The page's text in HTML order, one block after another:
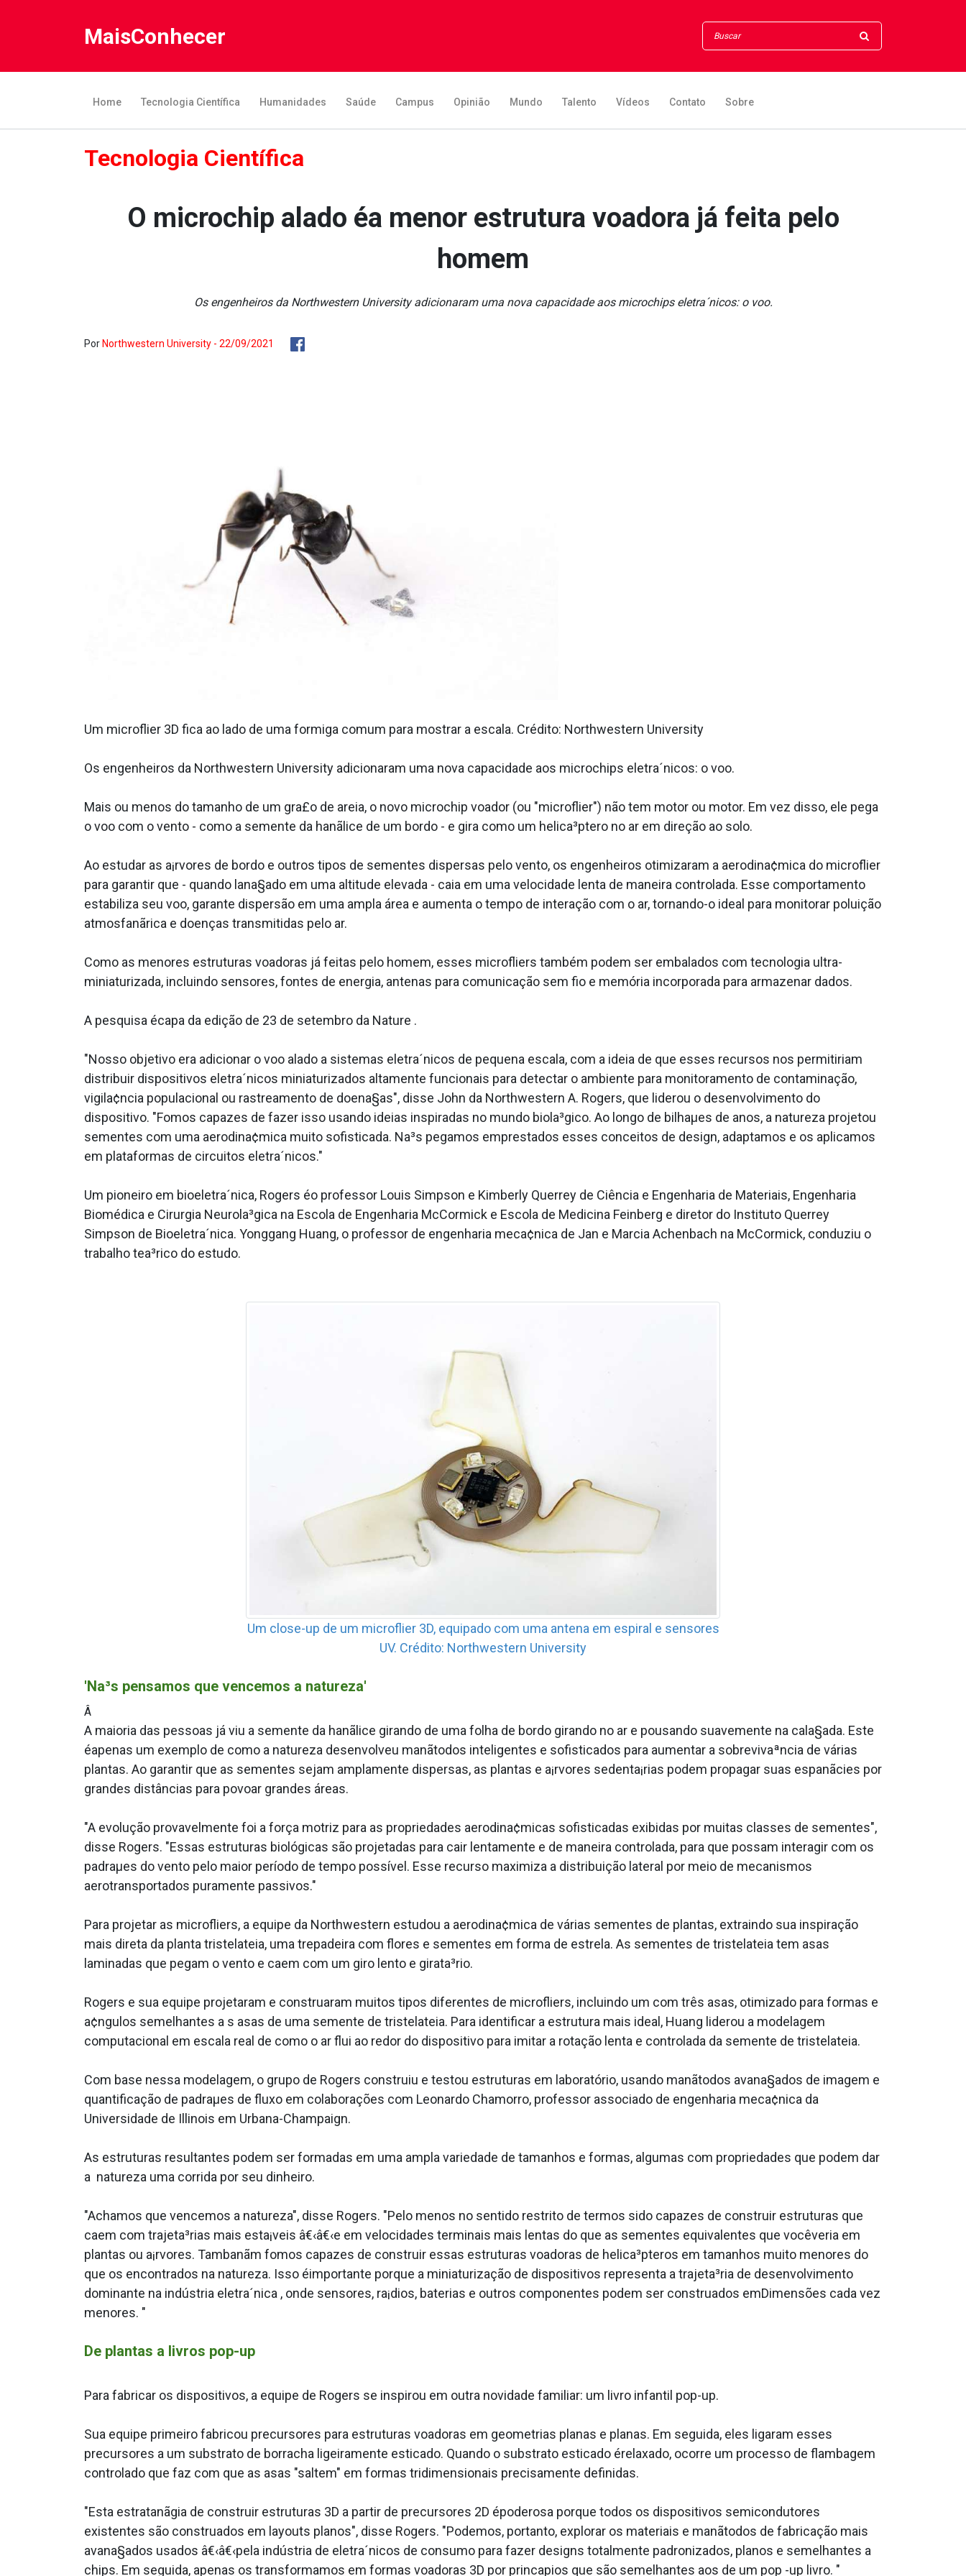
MaisConhecer
Home Tecnologia Científica Humanidades Saúde Campus Opinião Mundo Talento Vídeos Contato Sobre
Tecnologia Científica
O microchip alado éa menor estrutura voadora já feita pelo
homem
Os engenheiros da Northwestern University adicionaram uma nova capacidade aos microchips eletra´nicos: o voo.
Por Northwestern University - 22/09/2021
Um microflier 3D fica ao lado de uma formiga comum para mostrar a escala. Crédito: Northwestern University
Os engenheiros da Northwestern University adicionaram uma nova capacidade aos microchips eletra´nicos: o voo.
Mais ou menos do tamanho de um gra£o de areia, o novo microchip voador (ou "microflier") não tem motor ou motor. Em vez disso, ele pega
o voo com o vento - como a semente da hanãlice de um bordo - e gira como um helica³ptero no ar em direção ao solo.
Ao estudar as a¡rvores de bordo e outros tipos de sementes dispersas pelo vento, os engenheiros otimizaram a aerodina¢mica do microflier
para garantir que - quando lana§ado em uma altitude elevada - caia em uma velocidade lenta de maneira controlada. Esse comportamento
estabiliza seu voo, garante dispersão em uma ampla área e aumenta o tempo de interação com o ar, tornando-o ideal para monitorar poluição
atmosfanãrica e doenças transmitidas pelo ar.
Como as menores estruturas voadoras já feitas pelo homem, esses microfliers também podem ser embalados com tecnologia ultra-
miniaturizada, incluindo sensores, fontes de energia, antenas para comunicação sem fio e memória incorporada para armazenar dados.
A pesquisa écapa da edição de 23 de setembro da Nature .
"Nosso objetivo era adicionar o voo alado a sistemas eletra´nicos de pequena escala, com a ideia de que esses recursos nos permitiriam
distribuir dispositivos eletra´nicos miniaturizados altamente funcionais para detectar o ambiente para monitoramento de contaminação,
vigila¢ncia populacional ou rastreamento de doena§as", disse John da Northwestern A. Rogers, que liderou o desenvolvimento do
dispositivo. "Fomos capazes de fazer isso usando ideias inspiradas no mundo biola³gico. Ao longo de bilhaµes de anos, a natureza projetou
sementes com uma aerodina¢mica muito sofisticada. Na³s pegamos emprestados esses conceitos de design, adaptamos e os aplicamos
em plataformas de circuitos eletra´nicos."
Um pioneiro em bioeletra´nica, Rogers éo professor Louis Simpson e Kimberly Querrey de Ciência e Engenharia de Materiais, Engenharia
Biomédica e Cirurgia Neurola³gica na Escola de Engenharia McCormick e Escola de Medicina Feinberg e diretor do Instituto Querrey
Simpson de Bioeletra´nica. Yonggang Huang, o professor de engenharia meca¢nica de Jan e Marcia Achenbach na McCormick, conduziu o
trabalho tea³rico do estudo.
Um close-up de um microflier 3D, equipado com uma antena em espiral e sensores
UV. Crédito: Northwestern University
'Na³s pensamos que vencemos a natureza'
Â
A maioria das pessoas já viu a semente da hanãlice girando de uma folha de bordo girando no ar e pousando suavemente na cala§ada. Este
éapenas um exemplo de como a natureza desenvolveu manãtodos inteligentes e sofisticados para aumentar a sobrevivaªncia de várias
plantas. Ao garantir que as sementes sejam amplamente dispersas, as plantas e a¡rvores sedenta¡rias podem propagar suas espanãcies por
grandes distâncias para povoar grandes áreas.
"A evolução provavelmente foi a força motriz para as propriedades aerodina¢micas sofisticadas exibidas por muitas classes de sementes",
disse Rogers. "Essas estruturas biológicas são projetadas para cair lentamente e de maneira controlada, para que possam interagir com os
padraµes do vento pelo maior período de tempo possí­vel. Esse recurso maximiza a distribuição lateral por meio de mecanismos
aerotransportados puramente passivos."
Para projetar as microfliers, a equipe da Northwestern estudou a aerodina¢mica de várias sementes de plantas, extraindo sua inspiração
mais direta da planta tristelateia, uma trepadeira com flores e sementes em forma de estrela. As sementes de tristelateia tem asas
laminadas que pegam o vento e caem com um giro lento e girata³rio.
Rogers e sua equipe projetaram e construa­ram muitos tipos diferentes de microfliers, incluindo um com três asas, otimizado para formas e
a¢ngulos semelhantes a s asas de uma semente de tristelateia. Para identificar a estrutura mais ideal, Huang liderou a modelagem
computacional em escala real de como o ar flui ao redor do dispositivo para imitar a rotação lenta e controlada da semente de tristelateia.
Com base nessa modelagem, o grupo de Rogers construiu e testou estruturas em laboratório, usando manãtodos avana§ados de imagem e
quantificação de padraµes de fluxo em colaborações com Leonardo Chamorro, professor associado de engenharia meca¢nica da
Universidade de Illinois em Urbana-Champaign.
As estruturas resultantes podem ser formadas em uma ampla variedade de tamanhos e formas, algumas com propriedades que podem dar
a natureza uma corrida por seu dinheiro.
"Achamos que vencemos a natureza", disse Rogers. "Pelo menos no sentido restrito de termos sido capazes de construir estruturas que
caem com trajeta³rias mais esta¡veis â€‹â€‹e em velocidades terminais mais lentas do que as sementes equivalentes que vocêveria em
plantas ou a¡rvores. Tambanãm fomos capazes de construir essas estruturas voadoras de helica³pteros em tamanhos muito menores do
que os encontrados na natureza. Isso éimportante porque a miniaturização de dispositivos representa a trajeta³ria de desenvolvimento
dominante na indústria eletra´nica , onde sensores, ra¡dios, baterias e outros componentes podem ser construa­dos emDimensões cada vez
menores. "
De plantas a livros pop-up
Para fabricar os dispositivos, a equipe de Rogers se inspirou em outra novidade familiar: um livro infantil pop-up.
Sua equipe primeiro fabricou precursores para estruturas voadoras em geometrias planas e planas. Em seguida, eles ligaram esses
precursores a um substrato de borracha ligeiramente esticado. Quando o substrato esticado érelaxado, ocorre um processo de flambagem
controlado que faz com que as asas "saltem" em formas tridimensionais precisamente definidas.
"Esta estratanãgia de construir estruturas 3D a partir de precursores 2D époderosa porque todos os dispositivos semicondutores
existentes são construa­dos em layouts planos", disse Rogers. "Podemos, portanto, explorar os materiais e manãtodos de fabricação mais
avana§ados usados â€‹â€‹pela indústria de eletra´nicos de consumo para fazer designs totalmente padronizados, planos e semelhantes a
chips. Em seguida, apenas os transformamos em formas voadoras 3D por princa­pios que são semelhantes aos de um pop -up livro. "